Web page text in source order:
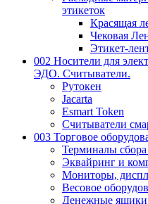
этикеток
Красящая
Чековая
Этикет-
002 Носители для
ЭДО. Считыватели.
Рутокен
Jacarta
Esmart Token
Считыватели
003 Торговое
Терминалы
Эквайринг и
Мониторы,
Весовое
Денежные ящики